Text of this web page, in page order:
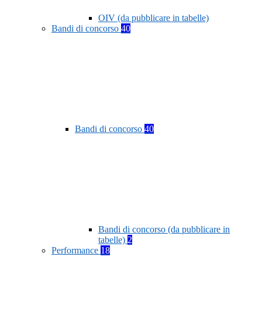
OIV (da pubblicare in tabelle)
Bandi di concorso 40
Bandi di concorso 40
Bandi di concorso (da pubblicare in
tabelle) 2
Performance 18